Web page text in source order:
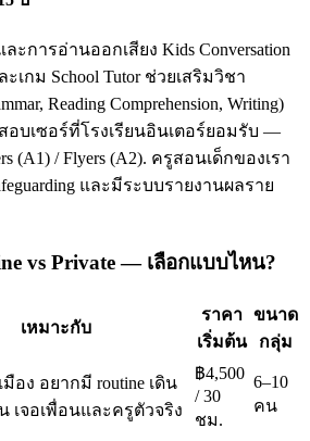
ละการอ่านออกเสียง Kids Conversation
เกม School Tutor ช่วยเสริมวิชา
Reading Comprehension, Writing)
สอบเซอร์ที่โรงเรียนอินเตอร์ยอมรับ —
(A1) / Flyers (A2). ครูสอนเด็กของเรา
และมีระบบรายงานผลราย
vs Private — เลือกแบบไหน?
เหมาะกับ
ราคา
เริ่มต้น
ขนาด
กลุ่ม
อง อยากมี routine เดิน
เจอเพื่อนและครูตัวจริง
฿4,500
/ 30
ชม.
6–10
คน